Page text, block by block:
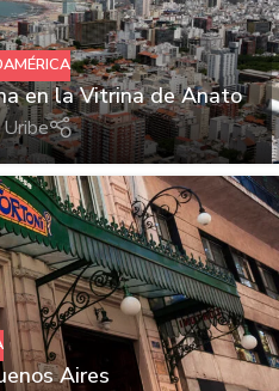
en la Vitrina de Anato
Uribe
Aires